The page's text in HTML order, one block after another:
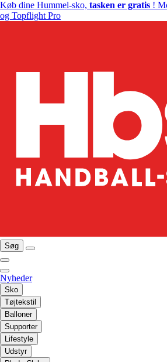
Køb dine Hummel-sko, tasken er gratis !
og Topflight Pro
Søg
Nyheder
Sko
Tøjtekstil
Balloner
Supporter
Lifestyle
Udstyr